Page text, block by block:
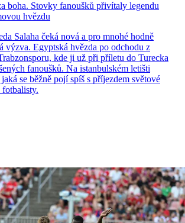
boha. Stovky fanoušků přivítaly legendu
hvězdu
Salaha čeká nová a pro mnohé hodně
výzva. Egyptská hvězda po odchodu z
kde ji už při příletu do Turecka
fanoušků. Na istanbulském letišti
se běžně pojí spíš s příjezdem světové